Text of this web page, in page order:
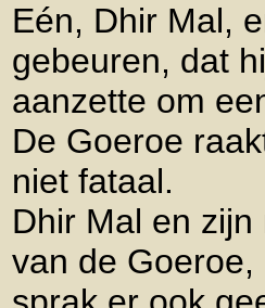
Eén, Dhir Mal,
gebeuren, dat
aanzette om
De Goeroe
niet fataal.
Dhir Mal en
van de